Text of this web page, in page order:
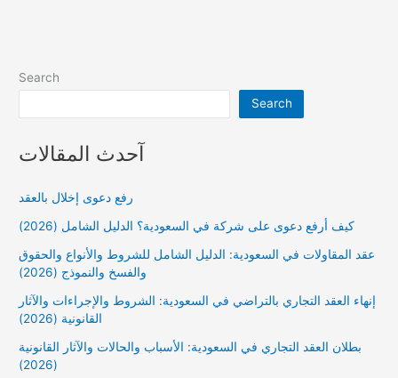
Search
Search
آحدث المقالات
رفع دعوى إخلال بالعقد
كيف أرفع دعوى على شركة في السعودية؟ الدليل الشامل (2026)
عقد المقاولات في السعودية: الدليل الشامل للشروط والأنواع والحقوق
والفسخ والنموذج (2026)
إنهاء العقد التجاري بالتراضي في السعودية: الشروط والإجراءات والآثار
القانونية (2026)
بطلان العقد التجاري في السعودية: الأسباب والحالات والآثار القانونية
(2026)